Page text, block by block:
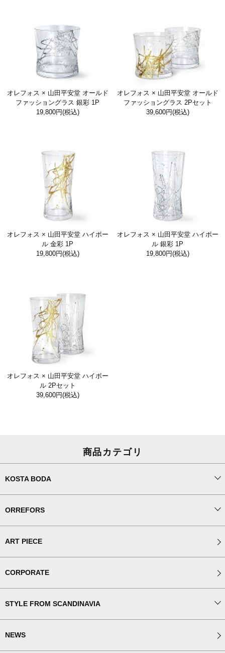
オレフォス × 山田平安堂 オールド
ファッショングラス 銀彩 1P
19,800円(税込)
オレフォス × 山田平安堂 オールド
ファッショングラス 2Pセット
39,600円(税込)
オレフォス × 山田平安堂 ハイボー
ル 金彩 1P
19,800円(税込)
オレフォス × 山田平安堂 ハイボー
ル 銀彩 1P
19,800円(税込)
オレフォス × 山田平安堂 ハイボー
ル 2Pセット
39,600円(税込)
商品カテゴリ
KOSTA BODA
ORREFORS
ART PIECE
CORPORATE
STYLE FROM SCANDINAVIA
NEWS